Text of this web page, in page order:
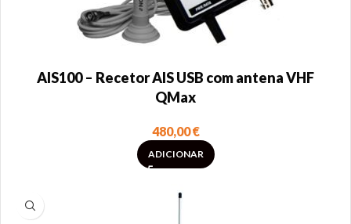
AIS100 – Recetor AIS USB com antena VHF
QMax
480,00€
ADICIONAR